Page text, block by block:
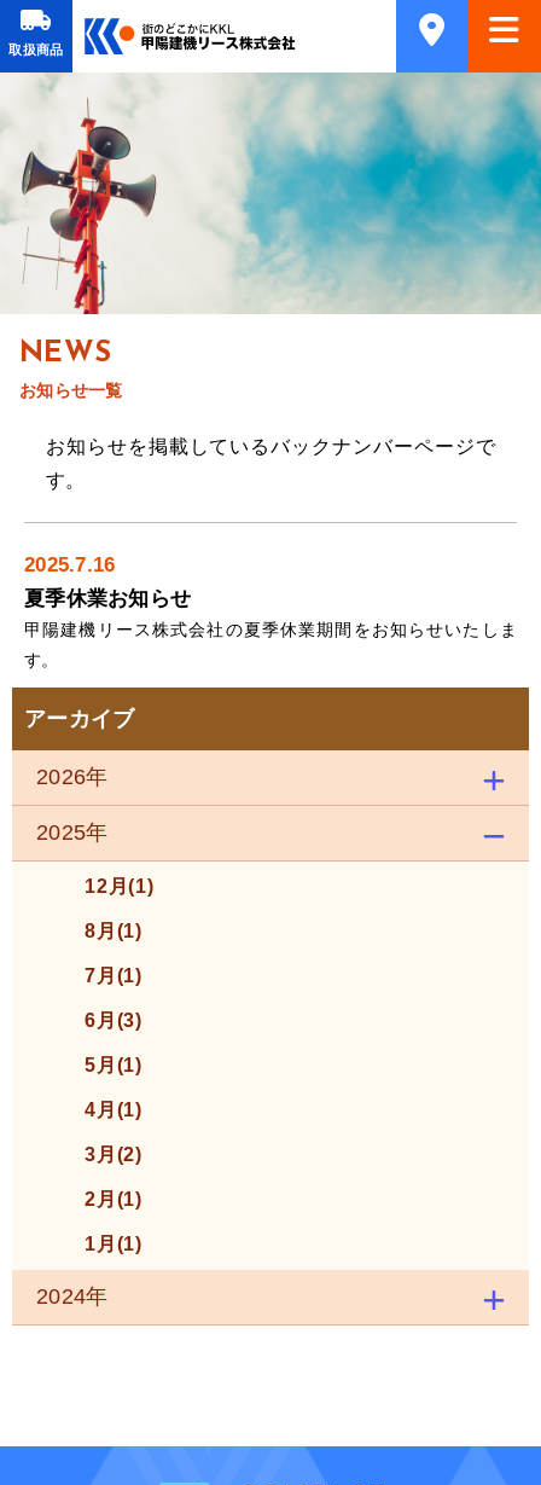
取扱商品
NEWS
お知らせ一覧
お知らせを掲載しているバックナンバーページで
す。
2025.7.16
夏季休業お知らせ
甲陽建機リース株式会社の夏季休業期間をお知らせいたしま
す。
アーカイブ
2026年
2025年
12月(1)
8月(1)
7月(1)
6月(3)
5月(1)
4月(1)
3月(2)
2月(1)
1月(1)
2024年